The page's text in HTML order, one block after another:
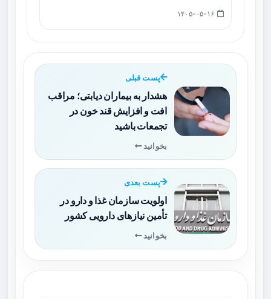
پست قبلی
هشدار به بیماران دیابتی؛ مراقب
افت و افزایش قند خون در
تجمعات باشید
بخوانید
پست بعدی
اولویت سازمان غذا و دارو در
تأمین نیازهای دارویی کشور
بخوانید